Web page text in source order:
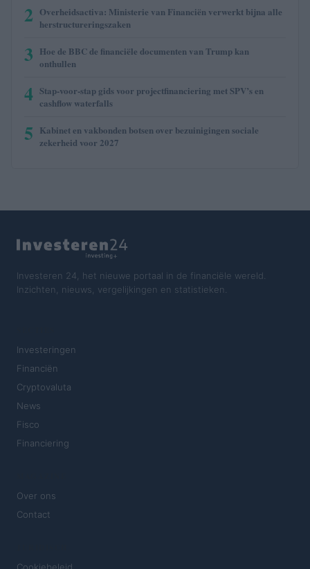
2 Overheidsactiva: Ministerie van Financiën verwerkt bijna alle
herstructureringszaken
3 Hoe de BBC de financiële documenten van Trump kan
onthullen
4 Stap-voor-stap gids voor projectfinanciering met SPV’s en
cashflow waterfalls
5 Kabinet en vakbonden botsen over bezuinigingen sociale
zekerheid voor 2027
Investeren 24, het nieuwe portaal in de financiële wereld.
Inzichten, nieuws, vergelijkingen en statistieken.
Investeringen
Financiën
Cryptovaluta
News
Fisco
Financiering
Over ons
Contact